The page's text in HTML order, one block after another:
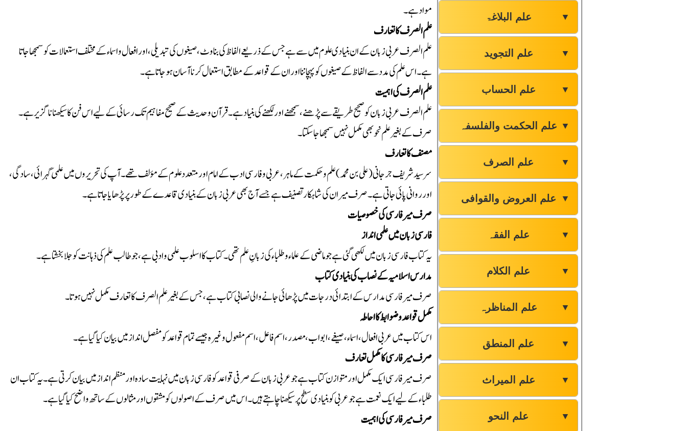
مواد ہے۔
علم الصرف کا تعارف
علم الصرف عربی زبان کے ان بنیادی علوم میں سے ہے جس کے ذریعے الفاظ کی بناوٹ، صیغوں کی تبدیلی، اور افعال و اسماء کے مختلف استعمالات کو سمجھا جاتا
ہے۔ اس علم کی مدد سے الفاظ کے صیغوں کو پہچاننا اور ان کے قواعد کے مطابق استعمال کرنا آسان ہو جاتا ہے۔
علم الصرف کی اہمیت
علم الصرف عربی زبان کو صحیح طریقے سے پڑھنے، سمجھنے اور لکھنے کی بنیاد ہے۔ قرآن و حدیث کے صحیح مفاہیم تک رسائی کے لیے اس فن کا سیکھنا ناگزیر ہے۔
صرف کے بغیر علم نحو بھی مکمل نہیں سمجھا جا سکتا۔
مصنف کا تعارف
سر سید شریف جرجانی (علی بن محمد) علم و حکمت کے ماہر، عربی و فارسی ادب کے امام اور متعدد علوم کے مؤلف تھے۔ آپ کی تحریروں میں علمی گہرائی، سادگی،
اور روانی پائی جاتی ہے۔ صرف میر ان کی شاہکار تصنیف ہے جسے آج بھی عربی زبان کے بنیادی قاعدے کے طور پر پڑھایا جاتا ہے۔
صرف میر فارسی کی خصوصیات
فارسی زبان میں علمی انداز
یہ کتاب فارسی زبان میں لکھی گئی ہے جو ماضی کے علماء و طلباء کی زبانِ علم تھی۔ کتاب کا اسلوب علمی و ادبی ہے، جو طالب علم کی ذہانت کو جلا بخشتا ہے۔
مدارس اسلامیہ کے نصاب کی بنیادی کتاب
صرف میر فارسی مدارس کے ابتدائی درجات میں پڑھائی جانے والی نصابی کتاب ہے، جس کے بغیر علم الصرف کا تعارف مکمل نہیں ہوتا۔
مکمل قواعد و ضوابط کا احاطہ
اس کتاب میں عربی افعال، اسماء، صیغے، ابواب، مصدر، اسم فاعل، اسم مفعول وغیرہ جیسے تمام قواعد کو مفصل انداز میں بیان کیا گیا ہے۔
صرف میر فارسی کا مکمل تعارف
صرف میر فارسی ایک مکمل اور متوازن کتاب ہے جو عربی زبان کے صرفی قواعد کو فارسی زبان میں نہایت سادہ اور منظم انداز میں بیان کرتی ہے۔ یہ کتاب ان
طلباء کے لیے ایک نعمت ہے جو عربی کو بنیادی سطح پر سیکھنا چاہتے ہیں۔ اس میں صرف کے اصولوں کو مشقوں اور مثالوں کے ساتھ واضح کیا گیا ہے۔
صرف میر فارسی کی اہمیت
علم البلاغۃ ▼
علم التجوید ▼
علم الحساب ▼
علم الحکمت والفلسفہ ▼
علم الصرف ▼
علم العروض والقوافی ▼
علم الفقہ ▼
علم الکلام ▼
علم المناظرہ ▼
علم المنطق ▼
علم المیراث ▼
علم النحو ▼